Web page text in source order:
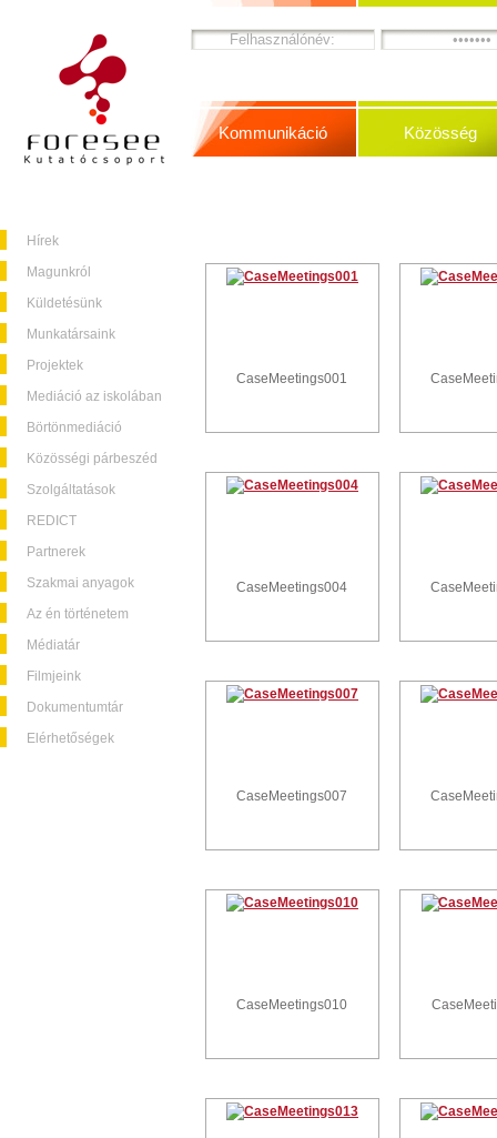
Hírek
Magunkról
Küldetésünk
Munkatársaink
Projektek
Mediáció az iskolában
Börtönmediáció
Közösségi párbeszéd
Szolgáltatások
REDICT
Partnerek
Szakmai anyagok
Az én történetem
Médiatár
Filmjeink
Dokumentumtár
Elérhetőségek
Kommunikáció Közösség
CaseMeetings001
CaseMeetings004
CaseMeetings007
CaseMeetings010